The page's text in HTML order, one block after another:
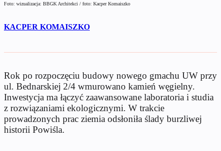
Foto: wizualizacja: BBGK Architekci / foto: Kacper Komaiszko
KACPER KOMAISZKO
Rok po rozpoczęciu budowy nowego gmachu UW przy
ul. Bednarskiej 2/4 wmurowano kamień węgielny.
Inwestycja ma łączyć zaawansowane laboratoria i studia
z rozwiązaniami ekologicznymi. W trakcie
prowadzonych prac ziemia odsłoniła ślady burzliwej
historii Powiśla.